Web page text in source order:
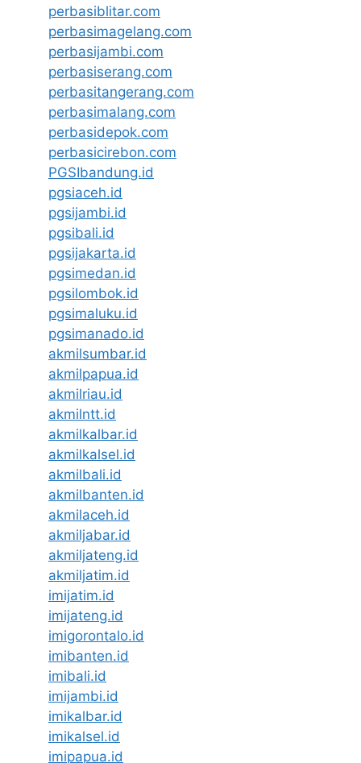
perbasiblitar.com
perbasimagelang.com
perbasijambi.com
perbasiserang.com
perbasitangerang.com
perbasimalang.com
perbasidepok.com
perbasicirebon.com
PGSIbandung.id
pgsiaceh.id
pgsijambi.id
pgsibali.id
pgsijakarta.id
pgsimedan.id
pgsilombok.id
pgsimaluku.id
pgsimanado.id
akmilsumbar.id
akmilpapua.id
akmilriau.id
akmilntt.id
akmilkalbar.id
akmilkalsel.id
akmilbali.id
akmilbanten.id
akmilaceh.id
akmiljabar.id
akmiljateng.id
akmiljatim.id
imijatim.id
imijateng.id
imigorontalo.id
imibanten.id
imibali.id
imijambi.id
imikalbar.id
imikalsel.id
imipapua.id